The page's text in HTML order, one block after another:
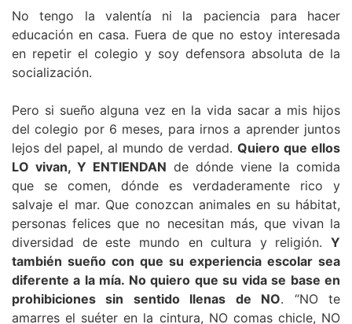
No tengo la valentía ni la paciencia para hacer
educación en casa. Fuera de que no estoy interesada
en repetir el colegio y soy defensora absoluta de la
socialización.
Pero si sueño alguna vez en la vida sacar a mis hijos
del colegio por 6 meses, para irnos a aprender juntos
lejos del papel, al mundo de verdad. Quiero que ellos
LO vivan, Y ENTIENDAN de dónde viene la comida
que se comen, dónde es verdaderamente rico y
salvaje el mar. Que conozcan animales en su hábitat,
personas felices que no necesitan más, que vivan la
diversidad de este mundo en cultura y religión. Y
también sueño con que su experiencia escolar sea
diferente a la mía. No quiero que su vida se base en
prohibiciones sin sentido llenas de NO. “NO te
amarres el suéter en la cintura, NO comas chicle, NO